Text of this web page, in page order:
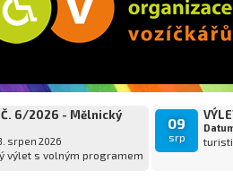
Č. 6/2026 - Mělnický
srpen 2026
výlet s volným programem
09
srp